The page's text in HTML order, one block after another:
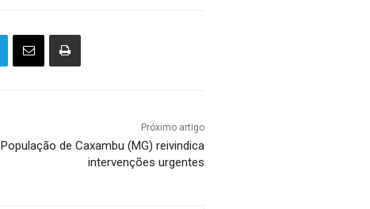
Próximo artigo
População de Caxambu (MG) reivindica
intervenções urgentes